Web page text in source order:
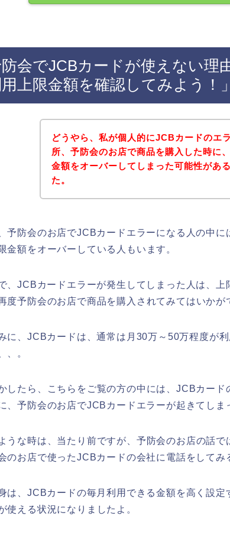
会でJCBカードが使えない理
上限金額を確認してみよう！」
どうやら、私が個人的にJCBカードのエ
所、予防会のお店で商品を購入した時に
金額をオーバーしてしまった可能性があ
た。
予防会のお店でJCBカードエラーになる人の中
金額をオーバーしている人もいます。
、JCBカードエラーが発生してしまった人は、
度予防会のお店で商品を購入されてみてはいかが
に、JCBカードは、通常は月30万～50万程度が
、。
したら、こちらをご覧の方の中には、JCBカー
、予防会のお店でJCBカードエラーが起きてしま
うな時は、当たり前ですが、予防会のお店の話で
のお店で使ったJCBカードの会社に電話をしてみ
は、JCBカードの毎月利用できる金額を高く設
使える状況になりましたよ。